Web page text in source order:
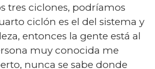
tres ciclones, podríamos
ciclón es el del sistema y
entonces la gente está al
muy conocida me
nunca se sabe donde